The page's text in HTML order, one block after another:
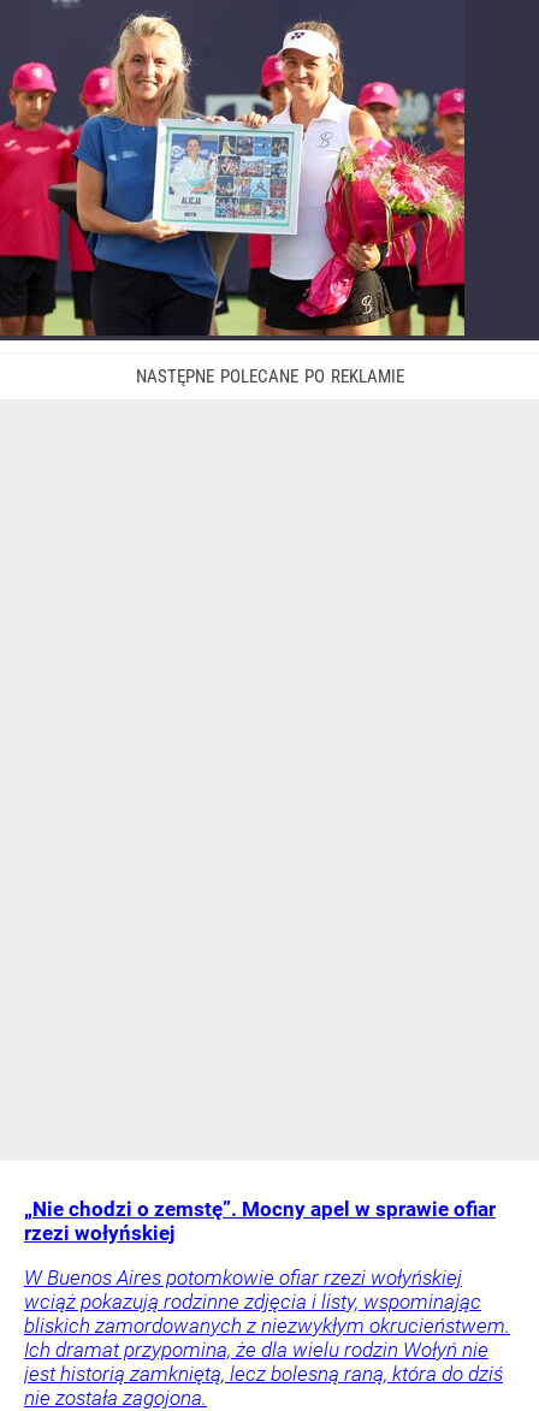
„Nie chodzi o zemstę”. Mocny apel w sprawie ofiar
rzezi wołyńskiej
W Buenos Aires potomkowie ofiar rzezi wołyńskiej
wciąż pokazują rodzinne zdjęcia i listy, wspominając
bliskich zamordowanych z niezwykłym okrucieństwem.
Ich dramat przypomina, że dla wielu rodzin Wołyń nie
jest historią zamkniętą, lecz bolesną raną, która do dziś
nie została zagojona.